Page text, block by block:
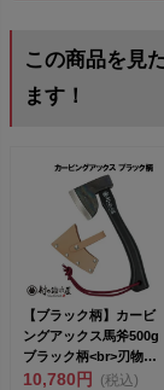
この商品を見
ます！
【ブラック柄】カービ
ングアックス馬斧500g
ブラック柄<br>刃物の
本...
10,780円 (税込)